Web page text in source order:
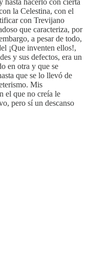
la Celestina, con el
con Trevijano
que caracteriza, por
a pesar de todo,
¡Que inventen ellos!,
y sus defectos, era un
en otra y que se
que se lo llevó de
Mis
el que no creía le
pero sí un descanso